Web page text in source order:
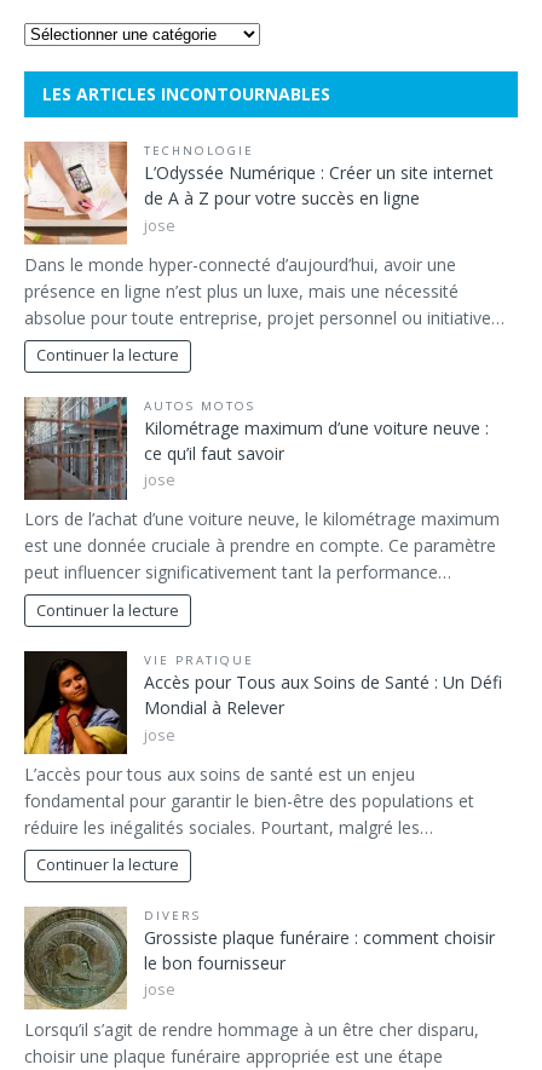
LES ARTICLES INCONTOURNABLES
TECHNOLOGIE
L’Odyssée Numérique : Créer un site internet
de A à Z pour votre succès en ligne
jose
Dans le monde hyper-connecté d’aujourd’hui, avoir une
présence en ligne n’est plus un luxe, mais une nécessité
absolue pour toute entreprise, projet personnel ou initiative…
Continuer la lecture
AUTOS MOTOS
Kilométrage maximum d’une voiture neuve :
ce qu’il faut savoir
jose
Lors de l’achat d’une voiture neuve, le kilométrage maximum
est une donnée cruciale à prendre en compte. Ce paramètre
peut influencer significativement tant la performance…
Continuer la lecture
VIE PRATIQUE
Accès pour Tous aux Soins de Santé : Un Défi
Mondial à Relever
jose
L’accès pour tous aux soins de santé est un enjeu
fondamental pour garantir le bien-être des populations et
réduire les inégalités sociales. Pourtant, malgré les…
Continuer la lecture
DIVERS
Grossiste plaque funéraire : comment choisir
le bon fournisseur
jose
Lorsqu’il s’agit de rendre hommage à un être cher disparu,
choisir une plaque funéraire appropriée est une étape